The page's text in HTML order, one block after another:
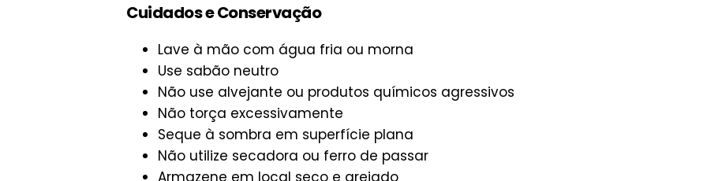
Cuidados e Conservação
Lave à mão com água fria ou morna
Use sabão neutro
Não use alvejante ou produtos químicos agressivos
Não torça excessivamente
Seque à sombra em superfície plana
Não utilize secadora ou ferro de passar
Armazene em local seco e arejado